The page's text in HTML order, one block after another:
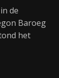
de
Baroeg
het